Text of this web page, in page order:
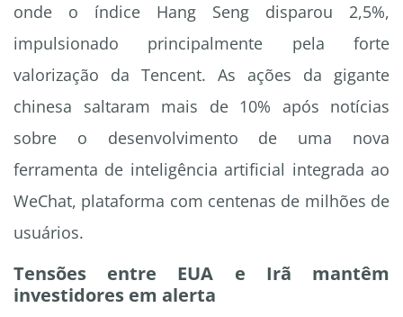
onde o índice Hang Seng disparou 2,5%,
impulsionado principalmente pela forte
valorização da Tencent. As ações da gigante
chinesa saltaram mais de 10% após notícias
sobre o desenvolvimento de uma nova
ferramenta de inteligência artificial integrada ao
WeChat, plataforma com centenas de milhões de
usuários.
Tensões entre EUA e Irã mantêm
investidores em alerta